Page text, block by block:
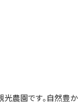
光農園です。自然豊か